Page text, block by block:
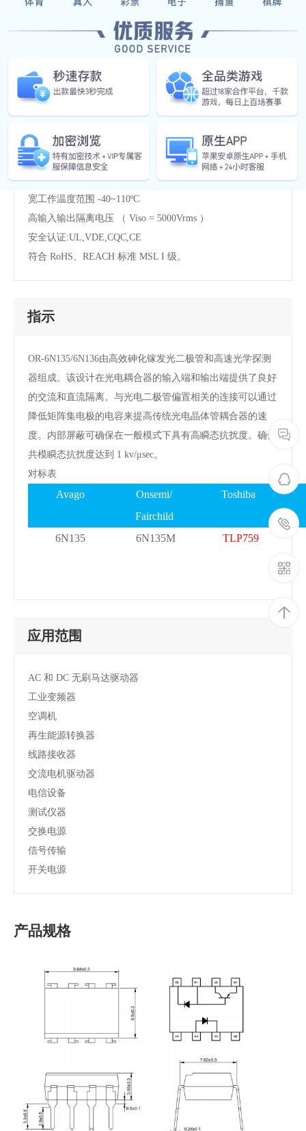
应用范围 产品规格
特征
高速-1MBd型号
宽工作温度范围 -40~110ºC
高输入输出隔离电压 （ Viso = 5000Vrms ）
安全认证:UL,VDE,CQC,CE
符合 RoHS、REACH 标准 MSL I 级。
指示
OR-6N135/6N136由高效砷化镓发光二极管和高速光学探测
器组成。该设计在光电耦合器的输入端和输出端提供了良好
的交流和直流隔离。与光电二极管偏置相关的连接可以通过
降低矩阵集电极的电容来提高传统光电晶体管耦合器的速
度。内部屏蔽可确保在一般模式下具有高瞬态抗扰度。确保
共模瞬态抗扰度达到 1 kv/μsec。
对标表
Avago
Onsemi/
Fairchild
Toshiba
6N135 6N135M TLP759
应用范围
AC 和 DC 无刷马达驱动器
工业变频器
空调机
再生能源转换器
线路接收器
交流电机驱动器
电信设备
测试仪器
交换电源
信号传输
开关电源
产品规格